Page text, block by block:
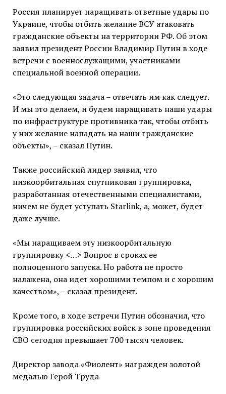
Россия планирует наращивать ответные удары по
Украине, чтобы отбить желание ВСУ атаковать
гражданские объекты на территории РФ. Об этом
заявил президент России Владимир Путин в ходе
встречи с военнослужащими, участниками
специальной военной операции.
«Это следующая задача – отвечать им как следует.
И мы это делаем, и будем наращивать наши удары
по инфраструктуре противника так, чтобы отбить
у них желание нападать на наши гражданские
объекты», – сказал Путин.
Также российский лидер заявил, что
низкоорбитальная спутниковая группировка,
разработанная отечественными специалистами,
ничем не будет уступать Starlink, а, может, будет
даже лучше.
«Мы наращиваем эту низкоорбитальную
группировку <…> Вопрос в сроках ее
полноценного запуска. Но работа не просто
налажена, она идет хорошими темпом и с хорошим
качеством», – сказал президент.
Кроме того, в ходе встречи Путин обозначил, что
группировка российских войск в зоне проведения
СВО сегодня превышает 700 тысяч человек.
Директор завода «Фиолент» награжден золотой
медалью Герой Труда